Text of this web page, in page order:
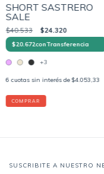
SHORT SASTRERO
SALE
$40.533 $24.320
$20.672conTransferencia
+3
6 cuotas sin interés de$4.053,33
COMPRAR
SUSCRIBITE A NUESTRO